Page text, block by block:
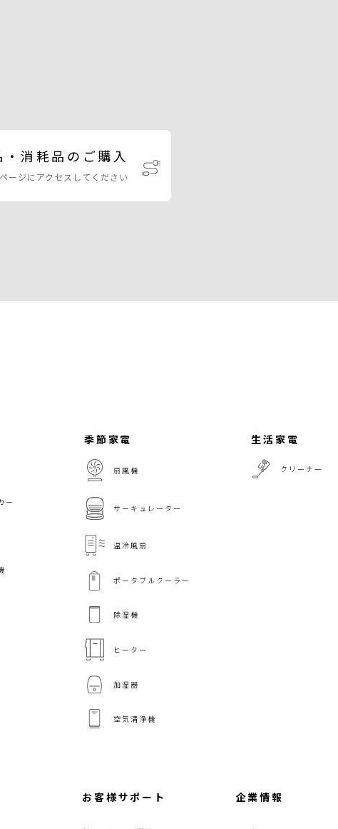
・消耗品のご購入
ージにアクセスしてください
ー
季節家電
扇風機
サーキュレーター
温冷風扇
ポータブルクーラー
除湿機
ヒーター
加湿器
空気清浄機
生活家電
クリーナー
お客様サポート 企業情報